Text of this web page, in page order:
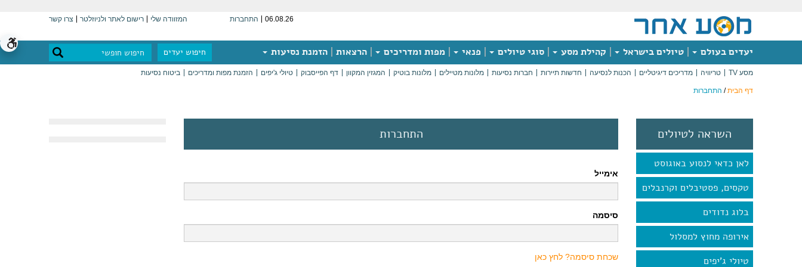
06.08.26 התחברות המזוודה שלי רישום לאתר ולניוזלטר צרו קשר
יעדים בעולם טיולים בישראל קהילת מסע סוגי טיולים פנאי מפות ומדריכים הרצאות הזמנת נסיעות חיפוש יעדים
מסע TV טריוויה מדריכים דיגיטליים הכנות לנסיעה חדשות תיירות חברות נסיעות מלונות מטיילים מלונות בוטיק המגזין המקוון דף הפייסבוק טיולי ג'יפים הזמנת מפות ומדריכים ביטוח נסיעות
דף הבית/ התחברות
השראה לטיולים
לאן כדאי לנסוע באוגוסט
טקסים, פסטיבלים וקרנבלים
בלוג נדודים
אירופה מחוץ למסלול
טיולי ג'יפים
התחברות
אימייל
סיסמה
שכחת סיסמה? לחץ כאן